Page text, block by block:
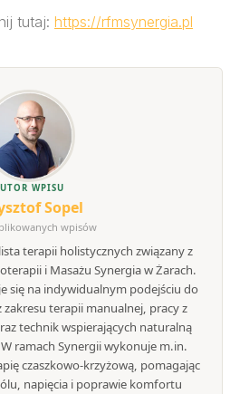
tutaj: https://rfmsynergia.pl
WPISU
Sopel
wpisów
terapii holistycznych związany z
i Masażu Synergia w Żarach.
się na indywidualnym podejściu do
zakresu terapii manualnej, pracy z
technik wspierających naturalną
ramach Synergii wykonuje m.in.
czaszkowo-krzyżową, pomagając
napięcia i poprawie komfortu